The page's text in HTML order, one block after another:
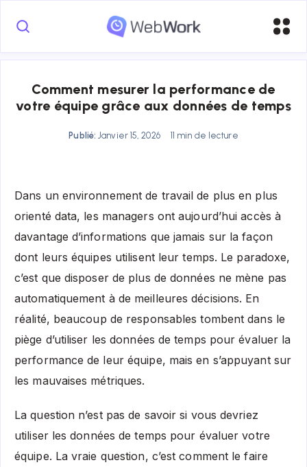
Comment mesurer la performance de
votre équipe grâce aux données de temps
Publié: Janvier 15, 2026 11 min de lecture
Dans un environnement de travail de plus en plus
orienté data, les managers ont aujourd’hui accès à
davantage d’informations que jamais sur la façon
dont leurs équipes utilisent leur temps. Le paradoxe,
c’est que disposer de plus de données ne mène pas
automatiquement à de meilleures décisions. En
réalité, beaucoup de responsables tombent dans le
piège d’utiliser les données de temps pour évaluer la
performance de leur équipe, mais en s’appuyant sur
les mauvaises métriques.
La question n’est pas de savoir si vous devriez
utiliser les données de temps pour évaluer votre
équipe. La vraie question, c’est comment le faire